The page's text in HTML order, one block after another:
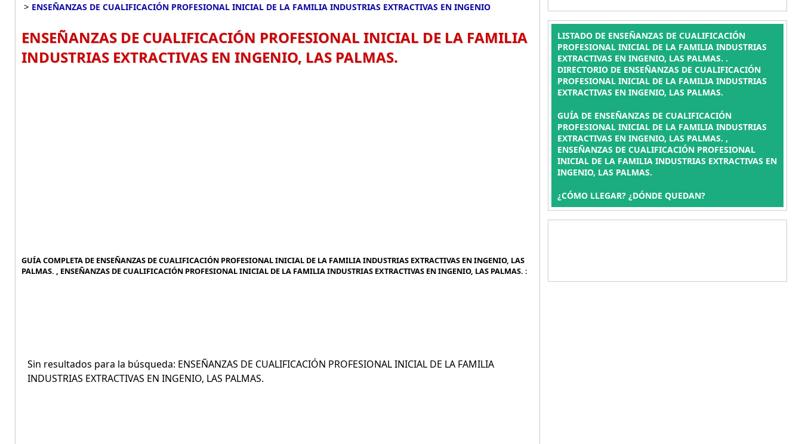
> ENSEÑANZAS DE CUALIFICACIÓN PROFESIONAL INICIAL DE LA FAMILIA INDUSTRIAS EXTRACTIVAS EN INGENIO
ENSEÑANZAS DE CUALIFICACIÓN PROFESIONAL INICIAL DE LA FAMILIA
INDUSTRIAS EXTRACTIVAS EN INGENIO, LAS PALMAS.
GUÍA COMPLETA DE ENSEÑANZAS DE CUALIFICACIÓN PROFESIONAL INICIAL DE LA FAMILIA INDUSTRIAS EXTRACTIVAS EN INGENIO, LAS
PALMAS. , ENSEÑANZAS DE CUALIFICACIÓN PROFESIONAL INICIAL DE LA FAMILIA INDUSTRIAS EXTRACTIVAS EN INGENIO, LAS PALMAS. :
Sin resultados para la búsqueda: ENSEÑANZAS DE CUALIFICACIÓN PROFESIONAL INICIAL DE LA FAMILIA
INDUSTRIAS EXTRACTIVAS EN INGENIO, LAS PALMAS.
LISTADO DE ENSEÑANZAS DE CUALIFICACIÓN
PROFESIONAL INICIAL DE LA FAMILIA INDUSTRIAS
EXTRACTIVAS EN INGENIO, LAS PALMAS. .
DIRECTORIO DE ENSEÑANZAS DE CUALIFICACIÓN
PROFESIONAL INICIAL DE LA FAMILIA INDUSTRIAS
EXTRACTIVAS EN INGENIO, LAS PALMAS.
GUÍA DE ENSEÑANZAS DE CUALIFICACIÓN
PROFESIONAL INICIAL DE LA FAMILIA INDUSTRIAS
EXTRACTIVAS EN INGENIO, LAS PALMAS. ,
ENSEÑANZAS DE CUALIFICACIÓN PROFESIONAL
INICIAL DE LA FAMILIA INDUSTRIAS EXTRACTIVAS EN
INGENIO, LAS PALMAS.
¿CÓMO LLEGAR? ¿DÓNDE QUEDAN?